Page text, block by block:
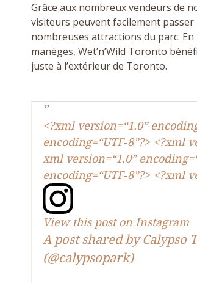
Grâce aux nombreux vendeurs de
visiteurs peuvent facilement
nombreuses attractions du parc.
manèges, Wet’n’Wild Toronto
juste à l’extérieur de Toronto.
<?xml version=“1.0”
encoding=“UTF‑8”?> <?xml
xml version=“1.0”
encoding=“UTF‑8”?> <?xml
View this post on Instagram
A post shared by Calypso
(@calypsopark)